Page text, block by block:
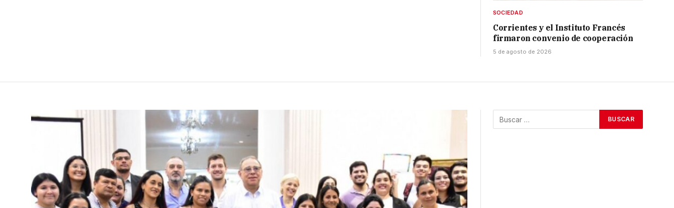
SOCIEDAD
Corrientes y el Instituto Francés
firmaron convenio de cooperación
5 de agosto de 2026